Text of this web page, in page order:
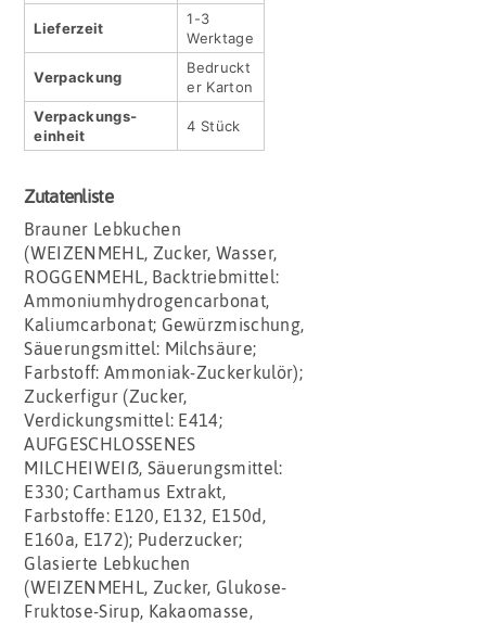
Lieferzeit
1-3
Werktage
Verpackung
Bedruckt
er Karton
Verpackungs­
einheit
4 Stück
Zutatenliste
Brauner Lebkuchen
(WEIZENMEHL, Zucker, Wasser,
ROGGENMEHL, Backtriebmittel:
Ammoniumhydrogencarbonat,
Kaliumcarbonat; Gewürzmischung,
Säuerungsmittel: Milchsäure;
Farbstoff: Ammoniak-Zuckerkulör);
Zuckerfigur (Zucker,
Verdickungsmittel: E414;
AUFGESCHLOSSENES
MILCHEIWEIß, Säuerungsmittel:
E330; Carthamus Extrakt,
Farbstoffe: E120, E132, E150d,
E160a, E172); Puderzucker;
Glasierte Lebkuchen
(WEIZENMEHL, Zucker, Glukose-
Fruktose-Sirup, Kakaomasse,